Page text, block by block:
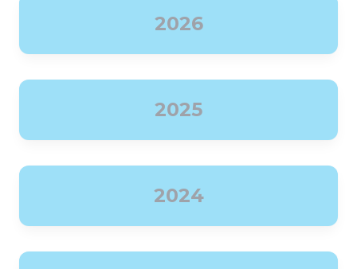
2026
2025
2024